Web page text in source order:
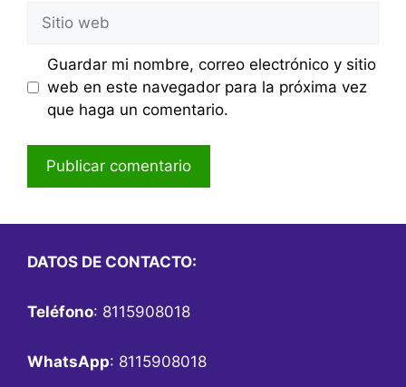
Sitio
web
Guardar mi nombre, correo electrónico y sitio
web en este navegador para la próxima vez
que haga un comentario.
DATOS DE CONTACTO:
Teléfono: 8115908018
WhatsApp: 8115908018